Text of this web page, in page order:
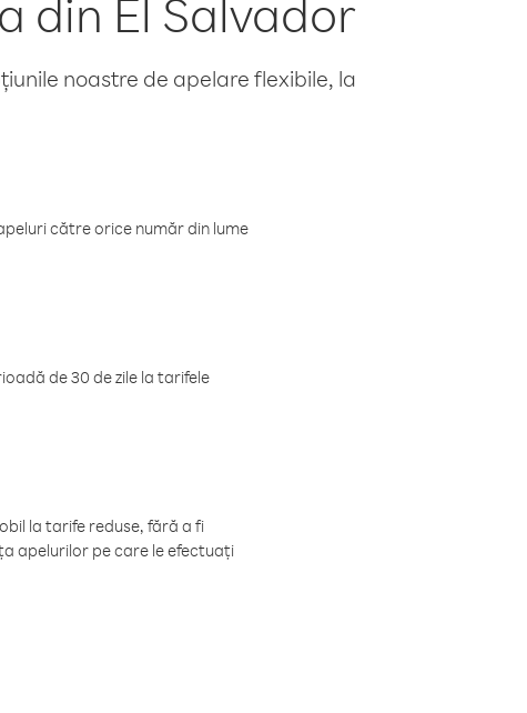
din El Salvador
noastre de apelare flexibile, la
către orice număr din lume
de 30 de zile la tarifele
la tarife reduse, fără a fi
apelurilor pe care le efectuați